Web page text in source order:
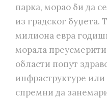
парка, морао би да
из градског буџета.
милиона евра
морала
области попут
инфраструктуре
спремни да